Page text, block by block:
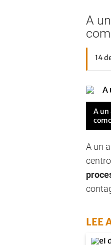
A
14
A un
A un
LEE